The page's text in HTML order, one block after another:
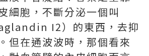
細胞，不斷分泌一個叫
I2）的東西，去抑
但在通波波時，那個看來